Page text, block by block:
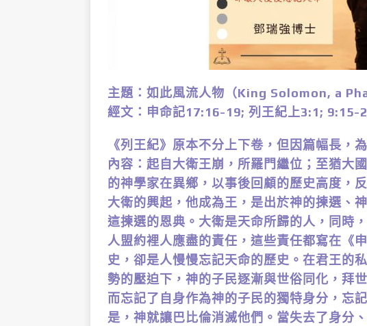
主題：如此風流人物（King Solomon, a
經文：申命記17:16-19; 列王紀上3:1; 9:15-
《列王紀》原本不分上下卷，但因篇幅長，
內容：起自大衛王崩，所羅門繼位；至猶大
的神學家在異鄉，以事後回顧的歷史高度，
大衛的興起，他成為王，是出於神的揀選、
這揀選的恩典。大衛是天命所歸的人，同時
人盟約裡人應盡的責任，這些責任都寫在《
史，卻是人慢慢忘記天命的歷史。在君王的
勢的壓迫下，神的子民逐漸與世俗同化，拜
而忘記了自身作為神的子民的獨特身分，忘
是，神就讓巴比倫消滅他們。當失去了身分